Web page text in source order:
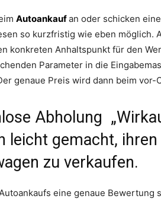
Autoankaufan oder schicken
so kurzfristig wie eben möglich.
konkreten Anhaltspunkt für den
Parameter in die
genaue Preis wird dann beim
Abholung
leicht gemacht,
zu verkaufen.
eine genaue Bewertung